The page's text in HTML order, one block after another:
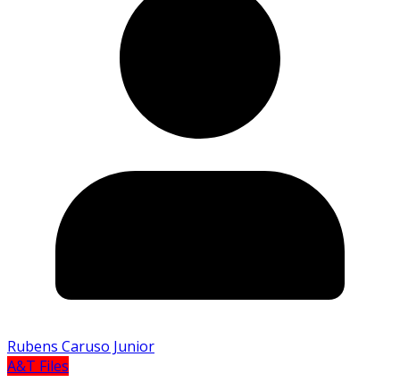
Rubens Caruso Junior
A&T Files